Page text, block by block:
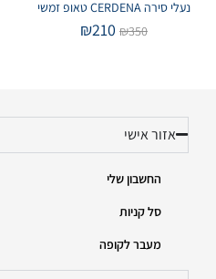
נעלי סירה CERDENA טאופ זמשי
₪350
₪210
אזור אישי
החשבון שלי
סל קניות
מעבר לקופה